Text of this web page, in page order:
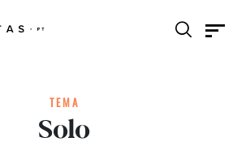
TEMA
Solo